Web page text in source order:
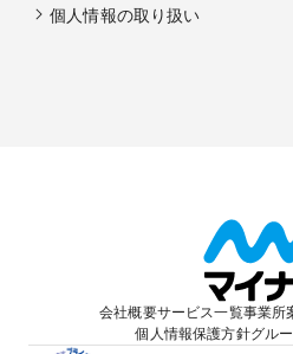
ウェディングを。
【絶景オーシャンビューの海
個人情報の取り扱い
会社概要サービス一覧事業所
個人情報保護方針グル